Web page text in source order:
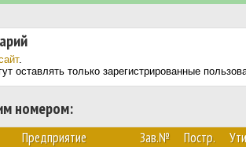
.
оставлять только зарегистрированные
номером:
Предприятие Зав.№ Постр.